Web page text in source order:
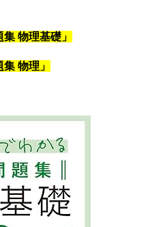
集 物理基礎 」
集 物理 」